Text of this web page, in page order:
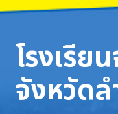
โรงเรีย
จังหวัด